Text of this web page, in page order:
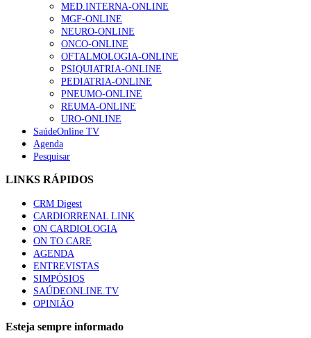
1.º Episódio do Podcast “Frequência Cardio – Sintoniza-
te na Insuficiência Cardíaca” da Bayer
99 visualizações
“Os programas de rastreio do cancro do pulmão são
custo-efetivos e representam um investimento
sustentável para os sistemas de saúde”
88 visualizações
Quase quatro em cada dez doentes com enfarte
apresentavam níveis elevados de Lp(a), revela estudo
86 visualizações
Trodelvy aprovado para primeira linha no cancro da
mama triplo negativo metastático em doentes não
elegíveis para inibidores PD-(L)1
61 visualizações
MED.INTERNA-ONLINE
MGF-ONLINE
NEURO-ONLINE
ONCO-ONLINE
OFTALMOLOGIA-ONLINE
PSIQUIATRIA-ONLINE
PEDIATRIA-ONLINE
PNEUMO-ONLINE
REUMA-ONLINE
URO-ONLINE
SaúdeOnline TV
Agenda
Pesquisar
LINKS RÁPIDOS
CRM Digest
CARDIORRENAL LINK
ON CARDIOLOGIA
ON TO CARE
AGENDA
ENTREVISTAS
SIMPÓSIOS
SAÚDEONLINE.TV
OPINIÃO
Esteja sempre informado